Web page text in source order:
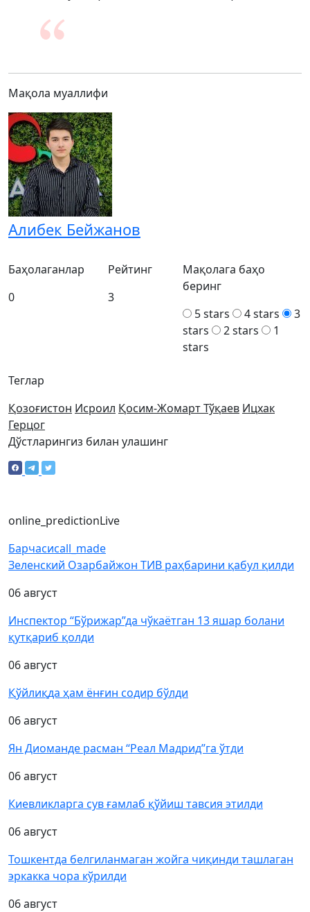
Мақола муаллифи
Алибек Бейжанов
Теглар
Қозоғистон Исроил Қосим-Жомарт Тўқаев Ицхак
Герцог
Баҳолаганлар
0
Рейтинг
3
Мақолага баҳо
беринг
5 stars
4 stars
3
stars
2 stars
1
stars
Дўстларингиз билан улашинг
online_predictionLive
Барчасиcall_made
Зеленский Озарбайжон ТИВ раҳбарини қабул қилди
06 август
Инспектор “Бўрижар”да чўкаётган 13 яшар болани
қутқариб қолди
06 август
Қўйлиқда ҳам ёнғин содир бўлди
06 август
Ян Диоманде расман “Реал Мадрид”га ўтди
06 август
Киевликларга сув ғамлаб қўйиш тавсия этилди
06 август
Тошкентда белгиланмаган жойга чиқинди ташлаган
эркакка чора кўрилди
06 август